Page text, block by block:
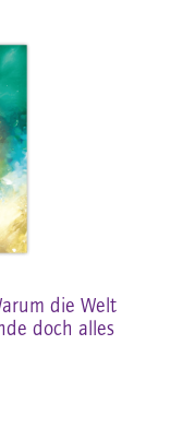
die Welt
doch alles